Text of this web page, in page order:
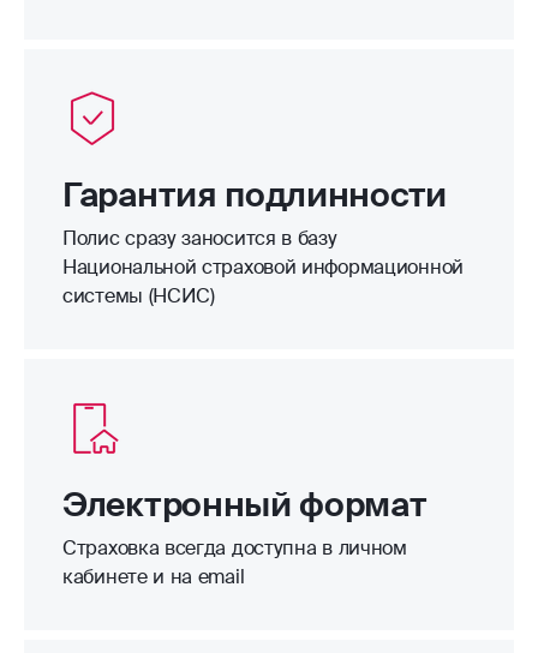
Гарантия подлинности
Полис сразу заносится в базу
Национальной страховой информационной
системы (НСИС)
Электронный формат
Страховка всегда доступна в личном
кабинете и на email